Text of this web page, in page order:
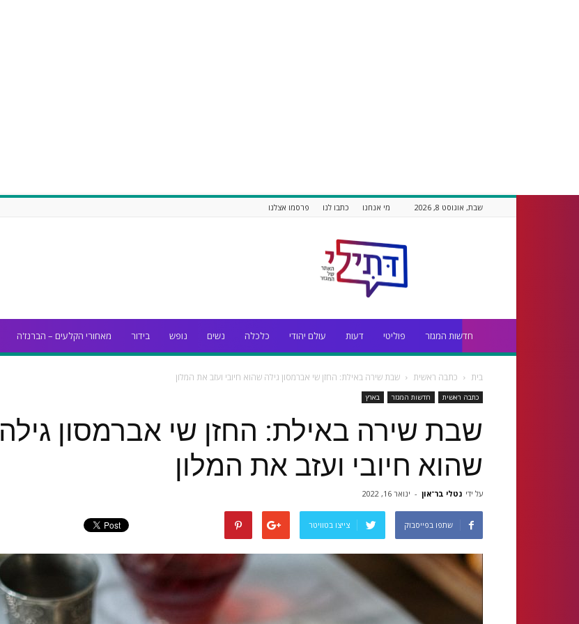
שבת, אוגוסט 8, 2026 מי אנחנו כתבו לנו פרסמו אצלנו
חדשות המגזר פוליטי דעות עולם יהודי כלכלה נשים נופש בידור מאחורי הקלעים – הברנז'ה
בית כתבה ראשית שבת שירה באילת: החזן שי אברמסון גילה שהוא חיובי ועזב את המלון
כתבה ראשית חדשות המגזר בארץ
שבת שירה באילת: החזן שי אברמסון גילה
שהוא חיובי ועזב את המלון
על ידי נטלי בר־און - ינואר 16, 2022
שתפו בפייסבוק צייצו בטוויטר